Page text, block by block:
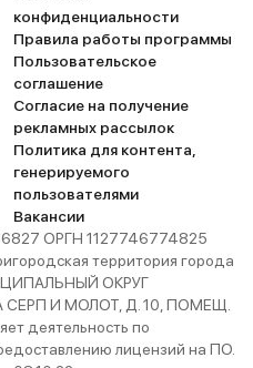
конфиденциальности
Правила работы программы
Пользовательское
соглашение
Согласие на получение
рекламных рассылок
Политика для контента,
генерируемого
пользователями
Вакансии
ОРГН 1127746774825
территория города
ОКРУГ
И МОЛОТ, Д. 10, ПОМЕЩ.
деятельность по
лицензий на ПО.